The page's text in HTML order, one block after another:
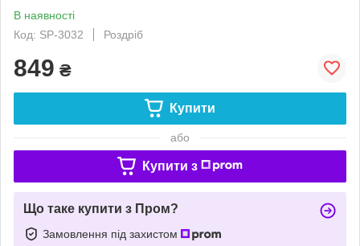
В наявності
Код: SP-3032
Роздріб
849 ₴
Купити
або
Купити з
Що таке купити з Пром?
Замовлення під захистом